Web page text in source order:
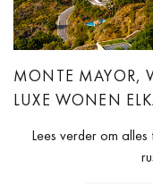
MONTE MAYOR,
LUXE WONEN
Lees verder om